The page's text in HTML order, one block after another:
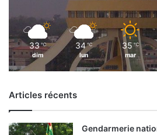
33 ℃
dim
34 ℃
lun
35 ℃
mar
Articles récents
Gendarmerie